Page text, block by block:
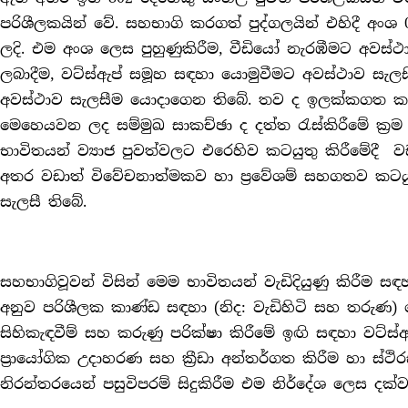
පරිශීලකයින් වේ. සහභාගි කරගත් පුද්ගලයින් එහිදී
ලදි. එම අංශ ලෙස පුහුණුකිරීම, වීඩියෝ නැරඹීමට
ලබාදීම, වට්ස්ඇප් සමූහ සඳහා යොමුවීමට අවස්ථාව
අවස්ථාව සැලසීම යොදා‌ගෙන තිබේ. තව ද ඉලක්කගත
මෙහෙයවන ලද සම්මුඛ සාකච්ඡා ද දත්ත රැස්කිරීමේ
භාවිතයන් ව්‍යාජ පුවත්වලට එරෙහිව කටයුතු කිරීමේදී
අතර වඩාත් විවේචනාත්මකව හා ප්‍රවේශම් සහගතව
සැලසී තිබේ.
සහභාගිවූවන් විසින් මෙම භාවිතයන් වැඩිදියුණු කිරීම
අනුව පරිශීලක කාණ්ඩ සඳහා (නිද: වැඩිහිටි සහ තරුණ)
සිහිකැඳවීම් සහ කරුණු පරික්ෂා කිරීමේ ඉඟි සඳහා
ප්‍රායෝගික උදාහරණ සහ ක්‍රීඩා අන්තර්ගත කිරීම හා
නිරන්තරයෙන් පසුවිපරම් සිදුකිරීම එම නිර්දේශ ලෙස